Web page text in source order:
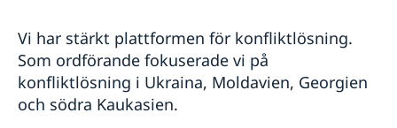
Vi har stärkt plattformen för konfliktlösning.
Som ordförande fokuserade vi på
konfliktlösning i Ukraina, Moldavien, Georgien
och södra Kaukasien.